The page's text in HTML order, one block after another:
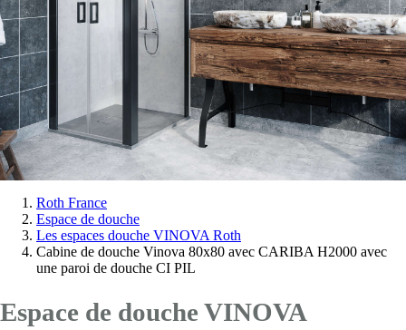
Vous
êtes
Roth France
Espace de douche
Les espaces douche VINOVA Roth
Cabine de douche Vinova 80x80 avec CARIBA H2000 avec
une paroi de douche CI PIL
Espace de douche VINOVA